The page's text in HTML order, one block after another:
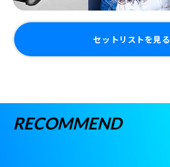
セットリストを見る
RECOMMEND